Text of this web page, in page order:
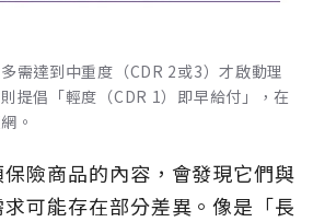
需達到中重度（CDR 2或3）才啟動理
提倡「輕度（CDR 1）即早給付」，在
。
險商品的內容，會發現它們與
可能存在部分差異。像是「長